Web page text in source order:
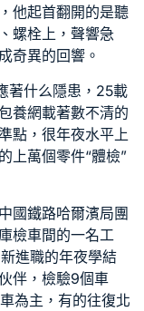
他起首翻開的是聽
螺栓上，聲響急
奇異的回響。
著什么隱患，25載
養網載著數不清的
點，很年夜水平上
上萬個零件“體檢”
國鐵路哈爾濱局團
庫檢車間的一名工
進職的年夜學結
伴，檢驗9個車
為主，有的往復北